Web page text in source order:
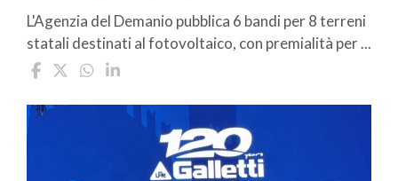
L'Agenzia del Demanio pubblica 6 bandi per 8 terreni
statali destinati al fotovoltaico, con premialità per ...